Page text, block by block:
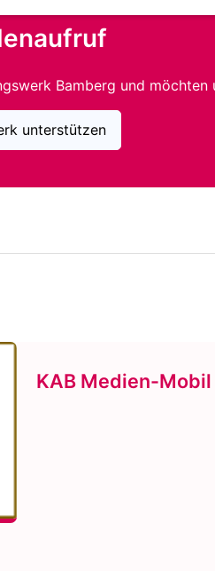
Bamberg und
unterstützen
KAB Medien-Mobil